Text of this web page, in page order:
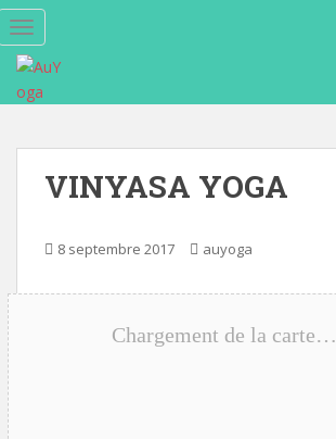
S
t
TOGGLE NAVIGATION
VINYASA YOGA
8 septembre 2017 auyoga
Chargement de la carte…